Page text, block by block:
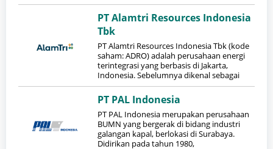
PT Alamtri Resources Indonesia
Tbk
​PT Alamtri Resources Indonesia Tbk (kode
saham: ADRO) adalah perusahaan energi
terintegrasi yang berbasis di Jakarta,
Indonesia. Sebelumnya dikenal sebagai
PT PAL Indonesia
PT PAL Indonesia merupakan perusahaan
BUMN yang bergerak di bidang industri
galangan kapal, berlokasi di Surabaya.
Didirikan pada tahun 1980,